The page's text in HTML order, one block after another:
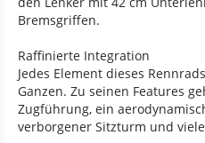
Bremsgriffen.
Raffinierte Integration
Jedes Element dieses
Ganzen. Zu seinen Features
Zugführung, ein
verborgener Sitzturm und